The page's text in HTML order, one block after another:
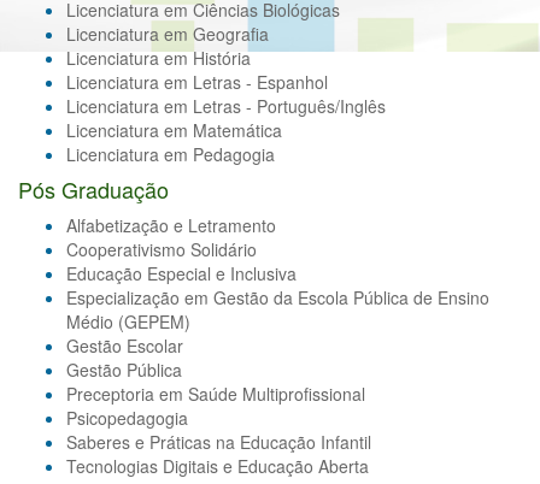
Licenciatura em Ciências Biológicas
Licenciatura em Geografia
Licenciatura em História
Licenciatura em Letras - Espanhol
Licenciatura em Letras - Português/Inglês
Licenciatura em Matemática
Licenciatura em Pedagogia
Pós Graduação
Alfabetização e Letramento
Cooperativismo Solidário
Educação Especial e Inclusiva
Especialização em Gestão da Escola Pública de Ensino
Médio (GEPEM)
Gestão Escolar
Gestão Pública
Preceptoria em Saúde Multiprofissional
Psicopedagogia
Saberes e Práticas na Educação Infantil
Tecnologias Digitais e Educação Aberta